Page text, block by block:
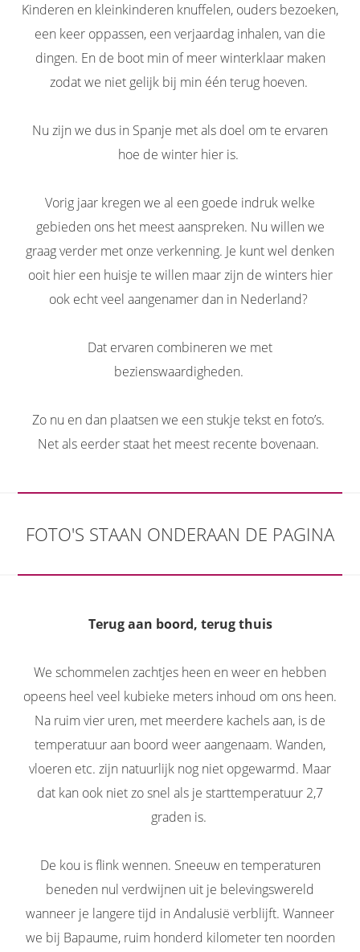
Kinderen en kleinkinderen knuffelen, ouders bezoeken,
een keer oppassen, een verjaardag inhalen, van die
dingen. En de boot min of meer winterklaar maken
zodat we niet gelijk bij min één terug hoeven.
Nu zijn we dus in Spanje met als doel om te ervaren
hoe de winter hier is.
Vorig jaar kregen we al een goede indruk welke
gebieden ons het meest aanspreken. Nu willen we
graag verder met onze verkenning. Je kunt wel denken
ooit hier een huisje te willen maar zijn de winters hier
ook echt veel aangenamer dan in Nederland?
Dat ervaren combineren we met
bezienswaardigheden.
Zo nu en dan plaatsen we een stukje tekst en foto’s.
Net als eerder staat het meest recente bovenaan.
FOTO'S STAAN ONDERAAN DE PAGINA
Terug aan boord, terug thuis
We schommelen zachtjes heen en weer en hebben
opeens heel veel kubieke meters inhoud om ons heen.
Na ruim vier uren, met meerdere kachels aan, is de
temperatuur aan boord weer aangenaam. Wanden,
vloeren etc. zijn natuurlijk nog niet opgewarmd. Maar
dat kan ook niet zo snel als je starttemperatuur 2,7
graden is.
De kou is flink wennen. Sneeuw en temperaturen
beneden nul verdwijnen uit je belevingswereld
wanneer je langere tijd in Andalusië verblijft. Wanneer
we bij Bapaume, ruim honderd kilometer ten noorden